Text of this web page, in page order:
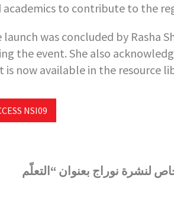
academics to contribute to the
launch was concluded by Rasha
the event. She also
is now available in the resource
NSI09
لنشرة نوراج بعنوان “التعلّم